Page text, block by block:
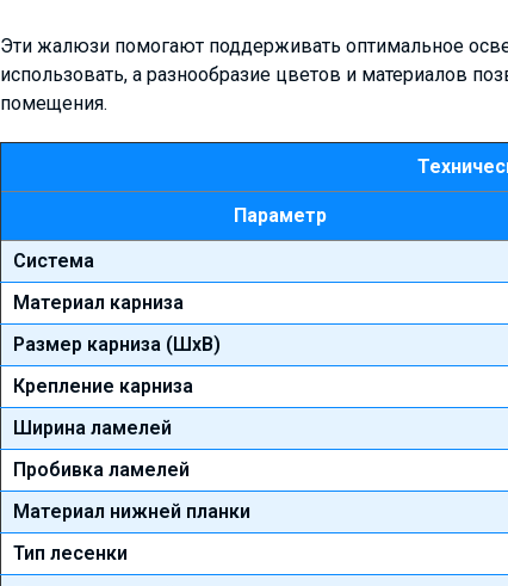
Эти жалюзи помогают поддерживать оптимальное
использовать, а разнообразие цветов и материалов
помещения.
Параметр
Система
Материал карниза
Размер карниза (ШхВ)
Крепление карниза
Ширина ламелей
Пробивка ламелей
Материал нижней планки
Тип лесенки